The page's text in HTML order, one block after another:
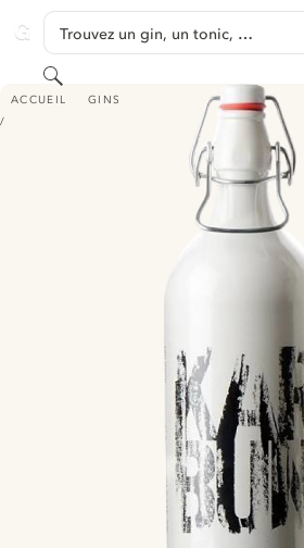
GINVENTORY
Trouvez un gin, un tonic, …
Rechercher
ACCUEIL GINS
KARBUN GIN